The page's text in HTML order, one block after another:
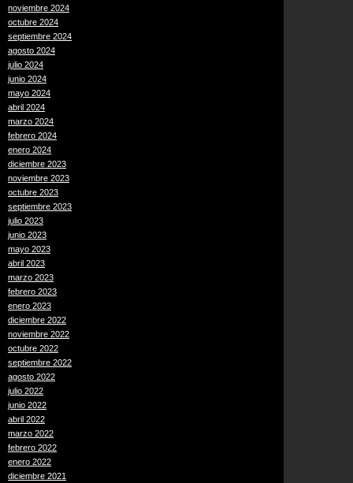
noviembre 2024
octubre 2024
septiembre 2024
agosto 2024
julio 2024
junio 2024
mayo 2024
abril 2024
marzo 2024
febrero 2024
enero 2024
diciembre 2023
noviembre 2023
octubre 2023
septiembre 2023
julio 2023
junio 2023
mayo 2023
abril 2023
marzo 2023
febrero 2023
enero 2023
diciembre 2022
noviembre 2022
octubre 2022
septiembre 2022
agosto 2022
julio 2022
junio 2022
abril 2022
marzo 2022
febrero 2022
enero 2022
diciembre 2021